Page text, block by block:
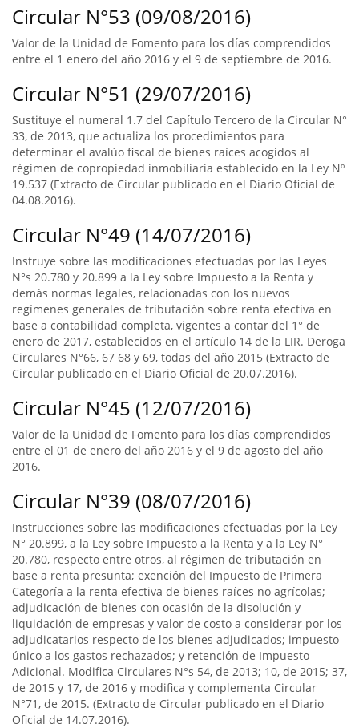
Circular N°53 (09/08/2016)
Valor de la Unidad de Fomento para los días comprendidos
entre el 1 enero del año 2016 y el 9 de septiembre de 2016.
Circular N°51 (29/07/2016)
Sustituye el numeral 1.7 del Capítulo Tercero de la Circular N°
33, de 2013, que actualiza los procedimientos para
determinar el avalúo fiscal de bienes raíces acogidos al
régimen de copropiedad inmobiliaria establecido en la Ley Nº
19.537 (Extracto de Circular publicado en el Diario Oficial de
04.08.2016).
Circular N°49 (14/07/2016)
Instruye sobre las modificaciones efectuadas por las Leyes
N°s 20.780 y 20.899 a la Ley sobre Impuesto a la Renta y
demás normas legales, relacionadas con los nuevos
regímenes generales de tributación sobre renta efectiva en
base a contabilidad completa, vigentes a contar del 1° de
enero de 2017, establecidos en el artículo 14 de la LIR. Deroga
Circulares N°66, 67 68 y 69, todas del año 2015 (Extracto de
Circular publicado en el Diario Oficial de 20.07.2016).
Circular N°45 (12/07/2016)
Valor de la Unidad de Fomento para los días comprendidos
entre el 01 de enero del año 2016 y el 9 de agosto del año
2016.
Circular N°39 (08/07/2016)
Instrucciones sobre las modificaciones efectuadas por la Ley
N° 20.899, a la Ley sobre Impuesto a la Renta y a la Ley N°
20.780, respecto entre otros, al régimen de tributación en
base a renta presunta; exención del Impuesto de Primera
Categoría a la renta efectiva de bienes raíces no agrícolas;
adjudicación de bienes con ocasión de la disolución y
liquidación de empresas y valor de costo a considerar por los
adjudicatarios respecto de los bienes adjudicados; impuesto
único a los gastos rechazados; y retención de Impuesto
Adicional. Modifica Circulares N°s 54, de 2013; 10, de 2015; 37,
de 2015 y 17, de 2016 y modifica y complementa Circular
N°71, de 2015. (Extracto de Circular publicado en el Diario
Oficial de 14.07.2016).